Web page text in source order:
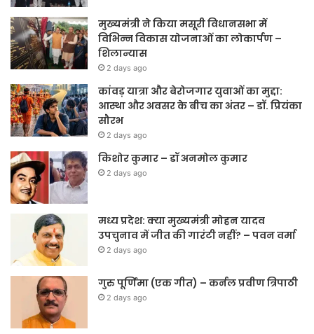
मुख्यमंत्री ने किया मसूरी विधानसभा में
विभिन्न विकास योजनाओं का लोकार्पण –
शिलान्यास
2 days ago
कांवड़ यात्रा और बेरोजगार युवाओं का मुद्दा:
आस्था और अवसर के बीच का अंतर – डॉ. प्रियंका
सौरभ
2 days ago
किशोर कुमार – डॉ अनमोल कुमार
2 days ago
मध्य प्रदेश: क्या मुख्यमंत्री मोहन यादव
उपचुनाव में जीत की गारंटी नहीं? – पवन वर्मा
2 days ago
गुरु पूर्णिमा (एक गीत) – कर्नल प्रवीण त्रिपाठी
2 days ago